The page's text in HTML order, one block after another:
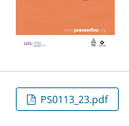
PS0113_23.pdf